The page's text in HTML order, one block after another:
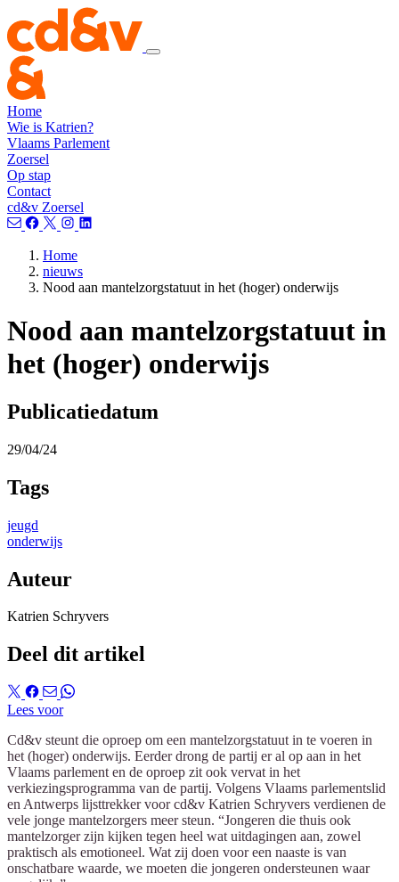
Home
Wie is Katrien?
Vlaams Parlement
Zoersel
Op stap
Contact
cd&v Zoersel
Home
nieuws
Nood aan mantelzorgstatuut in het (hoger) onderwijs
Nood aan mantelzorgstatuut in
het (hoger) onderwijs
Publicatiedatum
29/04/24
Tags
jeugd
onderwijs
Auteur
Katrien Schryvers
Deel dit artikel
Lees voor
Cd&v steunt die oproep om een mantelzorgstatuut in te voeren in
het (hoger) onderwijs. Eerder drong de partij er al op aan in het
Vlaams parlement en de oproep zit ook vervat in het
verkiezingsprogramma van de partij. Volgens Vlaams parlementslid
en Antwerps lijsttrekker voor cd&v Katrien Schryvers verdienen de
vele jonge mantelzorgers meer steun. “Jongeren die thuis ook
mantelzorger zijn kijken tegen heel wat uitdagingen aan, zowel
praktisch als emotioneel. Wat zij doen voor een naaste is van
onschatbare waarde, we moeten die jongeren ondersteunen waar